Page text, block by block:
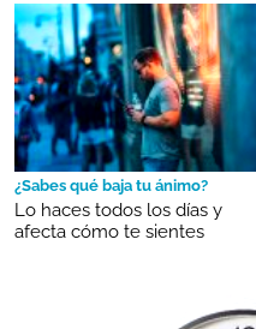
¿Sabes qué baja tu ánimo?
Lo haces todos los días y
afecta cómo te sientes